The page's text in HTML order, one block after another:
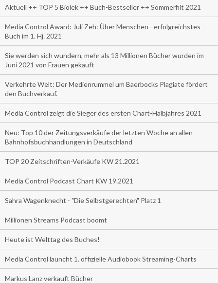
Aktuell ++ TOP 5 Biolek ++ Buch-Bestseller ++ Sommerhit 2021
Media Control Award: Juli Zeh: Über Menschen - erfolgreichstes
Buch im 1. Hj. 2021
Sie werden sich wundern, mehr als 13 Millionen Bücher wurden im
Juni 2021 von Frauen gekauft
Verkehrte Welt: Der Medienrummel um Baerbocks Plagiate fördert
den Buchverkauf.
Media Control zeigt die Sieger des ersten Chart-Halbjahres 2021
Neu: Top 10 der Zeitungsverkäufe der letzten Woche an allen
Bahnhofsbuchhandlungen in Deutschland
TOP 20 Zeitschriften-Verkäufe KW 21.2021
Media Control Podcast Chart KW 19.2021
Sahra Wagenknecht - "Die Selbstgerechten" Platz 1
Millionen Streams Podcast boomt
Heute ist Welttag des Buches!
Media Control launcht 1. offizielle Audiobook Streaming-Charts
Markus Lanz verkauft Bücher